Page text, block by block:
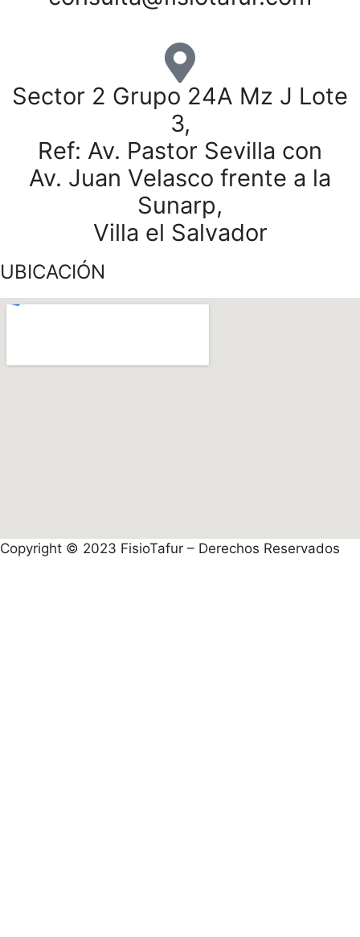
Sector 2 Grupo 24A Mz J Lote
3,
Ref: Av. Pastor Sevilla con
Av. Juan Velasco frente a la
Sunarp,
Villa el Salvador
UBICACIÓN
Copyright © 2023 FisioTafur – Derechos Reservados